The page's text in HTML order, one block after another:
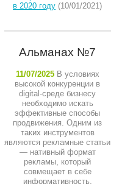
в 2020 году (10/01/2021)
Альманах №7
11/07/2025 В условиях
высокой конкуренции в
digital-среде бизнесу
необходимо искать
эффективные способы
продвижения. Одним из
таких инструментов
являются рекламные статьи
— нативный формат
рекламы, который
совмещает в себе
информативность,